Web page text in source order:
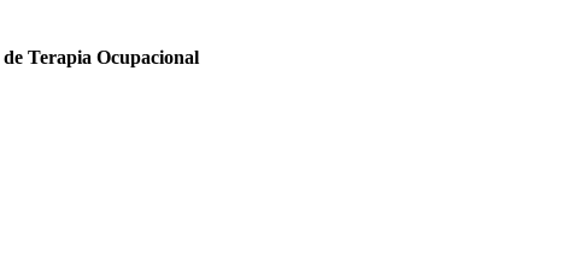
Terapia Ocupacional